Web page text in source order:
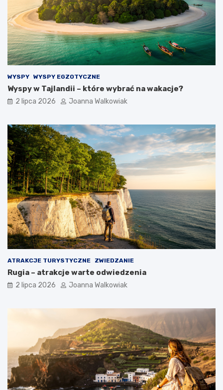
WYSPY WYSPY EGZOTYCZNE
Wyspy w Tajlandii – które wybrać na wakacje?
2 lipca 2026 Joanna Walkowiak
ATRAKCJE TURYSTYCZNE ZWIEDZANIE
Rugia – atrakcje warte odwiedzenia
2 lipca 2026 Joanna Walkowiak